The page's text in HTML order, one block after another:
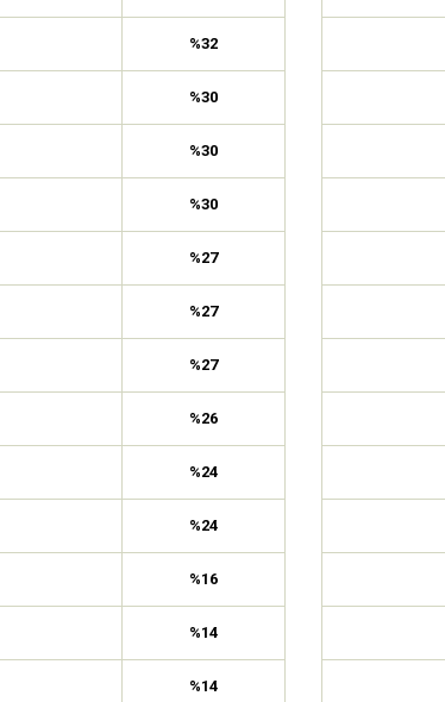
%32
%30
%30
%30
%27
%27
%27
%26
%24
%24
%16
%14
%14